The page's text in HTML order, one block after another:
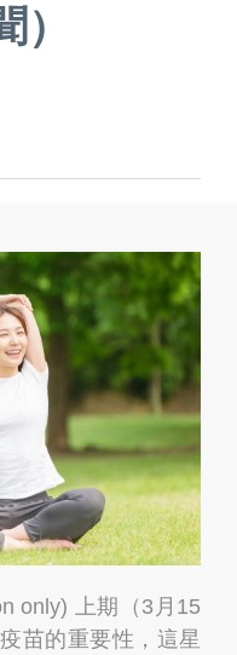
）
only) 上期（3月15
苗的重要性，這星